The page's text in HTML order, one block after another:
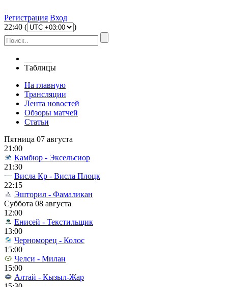
Регистрация Вход
22:40 ( )
Таблицы
На главную
Трансляции
Лента новостей
Обзоры матчей
Статьи
Пятница 07 августа
21:00
Камбюр - Эксельсиор
21:30
Висла Кр - Висла Плоцк
22:15
Эшторил - Фамаликан
Суббота 08 августа
12:00
Енисей - Текстильщик
13:00
Черноморец - Колос
15:00
Челси - Милан
15:00
Алтай - Кызыл-Жар